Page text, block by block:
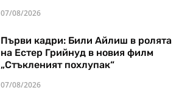
07/08/2026
Първи кадри: Били Айлиш в ролята
на Естер Грийнуд в новия филм
„Стъкленият похлупак“
07/08/2026